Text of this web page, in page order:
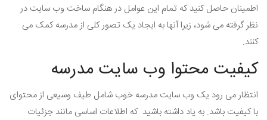
اطمینان حاصل کنید که تمام این عوامل در هنگام ساخت وب سایت در
نظر گرفته می شود، زیرا آنها به ایجاد یک تصور کلی از مدرسه کمک می
کنند.
کیفیت محتوا وب سایت مدرسه
انتظار می رود یک وب سایت مدرسه خوب شامل طیف وسیعی از محتوای
با کیفیت باشد. به یاد داشته باشید که اطلاعات اساسی مانند جزئیات